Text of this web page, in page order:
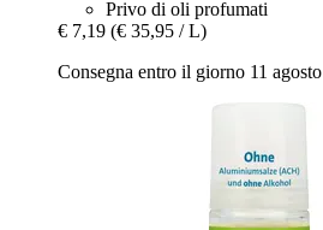
Privo di oli profumati
€ 7,19 (€ 35,95 / L)
Consegna entro il giorno 11 agosto